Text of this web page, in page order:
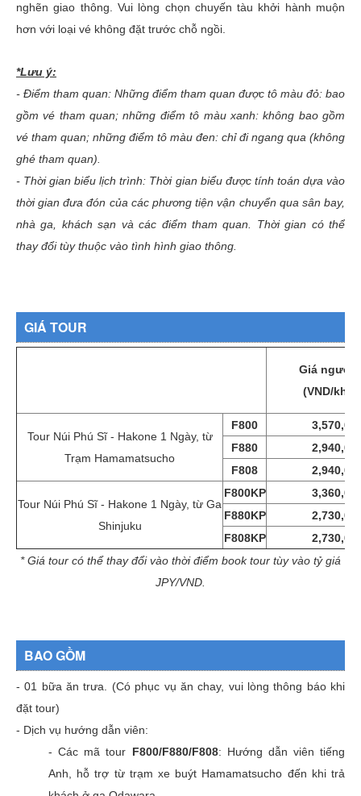
nghẽn giao thông. Vui lòng chọn chuyến tàu khởi hành muộn
hơn với loại vé không đặt trước chỗ ngồi.
*Lưu ý:
- Điểm tham quan: Những điểm tham quan được tô màu đỏ: bao
gồm vé tham quan; những điểm tô màu xanh: không bao gồm
vé tham quan; những điểm tô màu đen: chỉ đi ngang qua (không
ghé tham quan).
- Thời gian biểu lịch trình: Thời gian biểu được tính toán dựa vào
thời gian đưa đón của các phương tiện vận chuyển qua sân bay,
nhà ga, khách sạn và các điểm tham quan. Thời gian có thể
thay đổi tùy thuộc vào tình hình giao thông.
GIÁ TOUR
Giá người
(VND/
Tour Núi Phú Sĩ - Hakone 1 Ngày, từ
Trạm Hamamatsucho
F800
F880
F808
Tour Núi Phú Sĩ - Hakone 1 Ngày, từ Ga
Shinjuku
F800KP
F880KP
F808KP
* Giá tour có thể thay đổi vào thời điểm book tour tùy vào tỷ giá
JPY/VND.
BAO GỒM
- 01 bữa ăn trưa. (Có phục vụ ăn chay, vui lòng thông báo khi
đặt tour)
- Dịch vụ hướng dẫn viên:
- Các mã tour F800/F880/F808: Hướng dẫn viên tiếng
Anh, hỗ trợ từ trạm xe buýt Hamamatsucho đến khi trả